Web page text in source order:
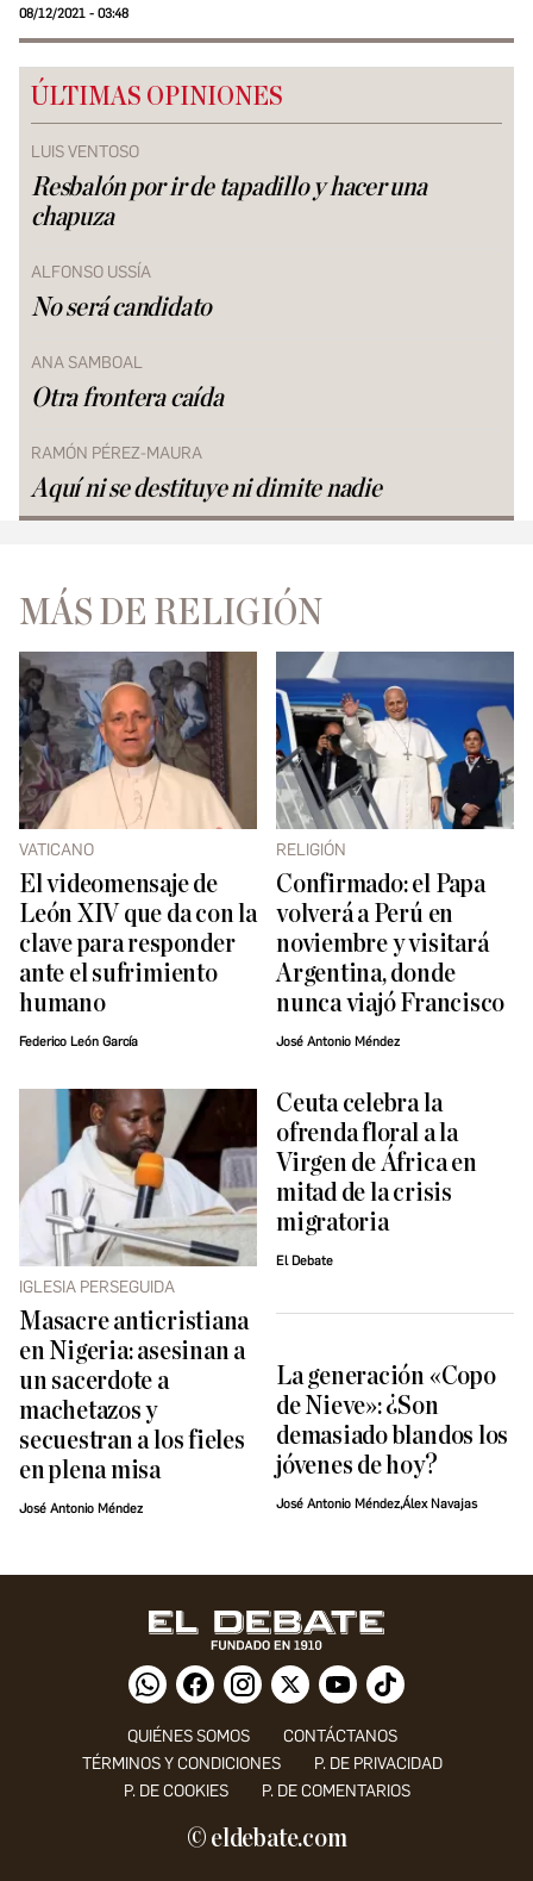
08/12/2021 - 03:48
ÚLTIMAS OPINIONES
LUIS VENTOSO
Resbalón por ir de tapadillo y hacer una
chapuza
ALFONSO USSÍA
No será candidato
ANA SAMBOAL
Otra frontera caída
RAMÓN PÉREZ-MAURA
Aquí ni se destituye ni dimite nadie
MÁS DE RELIGIÓN
VATICANO
El videomensaje de
León XIV que da con la
clave para responder
ante el sufrimiento
humano
Federico León García
RELIGIÓN
Confirmado: el Papa
volverá a Perú en
noviembre y visitará
Argentina, donde
nunca viajó Francisco
José Antonio Méndez
IGLESIA PERSEGUIDA
Masacre anticristiana
en Nigeria: asesinan a
un sacerdote a
machetazos y
secuestran a los fieles
en plena misa
José Antonio Méndez
Ceuta celebra la
ofrenda floral a la
Virgen de África en
mitad de la crisis
migratoria
El Debate
La generación «Copo
de Nieve»: ¿Son
demasiado blandos los
jóvenes de hoy?
José Antonio Méndez,Álex Navajas
QUIÉNES SOMOS
CONTÁCTANOS
TÉRMINOS Y CONDICIONES
P. DE PRIVACIDAD
P. DE COOKIES
P. DE COMENTARIOS
© eldebate.com